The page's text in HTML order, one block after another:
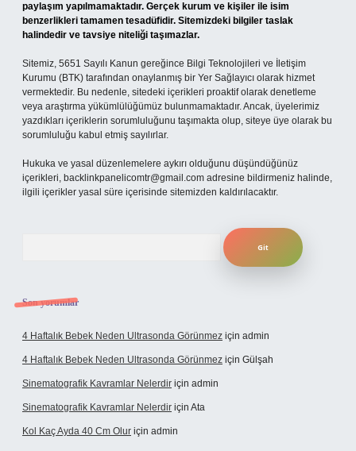
paylaşım yapılmamaktadır. Gerçek kurum ve kişiler ile isim
benzerlikleri tamamen tesadüfidir. Sitemizdeki bilgiler taslak
halindedir ve tavsiye niteliği taşımazlar.
Sitemiz, 5651 Sayılı Kanun gereğince Bilgi Teknolojileri ve İletişim
Kurumu (BTK) tarafından onaylanmış bir Yer Sağlayıcı olarak hizmet
vermektedir. Bu nedenle, sitedeki içerikleri proaktif olarak denetleme
veya araştırma yükümlülüğümüz bulunmamaktadır. Ancak, üyelerimiz
yazdıkları içeriklerin sorumluluğunu taşımakta olup, siteye üye olarak bu
sorumluluğu kabul etmiş sayılırlar.
Hukuka ve yasal düzenlemelere aykırı olduğunu düşündüğünüz
içerikleri, backlinkpanelicomtr@gmail.com adresine bildirmeniz halinde,
ilgili içerikler yasal süre içerisinde sitemizden kaldırılacaktır.
Son yorumlar
4 Haftalık Bebek Neden Ultrasonda Görünmez için admin
4 Haftalık Bebek Neden Ultrasonda Görünmez için Gülşah
Sinematografik Kavramlar Nelerdir için admin
Sinematografik Kavramlar Nelerdir için Ata
Kol Kaç Ayda 40 Cm Olur için admin